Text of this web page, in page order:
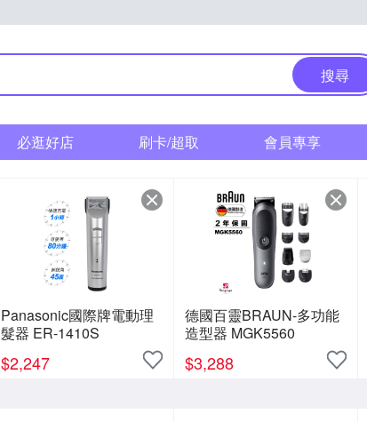
搜尋
必逛好店 刷卡/超取 會員專享
Panasonic國際牌電動理
髮器 ER-1410S
$2,247
德國百靈BRAUN-多功能
造型器 MGK5560
$3,288